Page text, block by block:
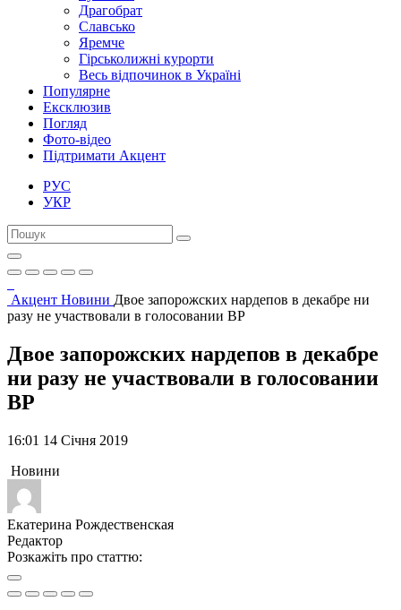
Драгобрат
Славсько
Яремче
Гірськолижні курорти
Весь відпочинок в Україні
Популярне
Ексклюзив
Погляд
Фото-відео
Підтримати Акцент
РУС
УКР
Акцент Новини Двое запорожских нардепов в декабре ни
разу не участвовали в голосовании ВР
Двое запорожских нардепов в декабре
ни разу не участвовали в голосовании
ВР
16:01 14 Січня 2019
Новини
Екатерина Рождественская
Редактор
Розкажіть про статтю: